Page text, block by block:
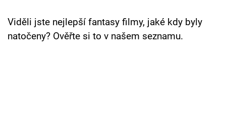
Přihlášení
Viděli jste nejlepší fantasy filmy, jaké kdy byly
natočeny? Ověřte si to v našem seznamu.